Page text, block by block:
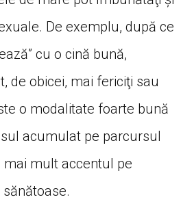
De exemplu, după ce
cu o cină bună,
de obicei, mai fericiţi sau
o modalitate foarte bună
acumulat pe parcursul
mai mult accentul pe